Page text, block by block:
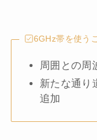
6GHz帯を使う
周囲との周
新たな通り
追加